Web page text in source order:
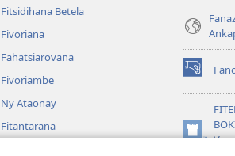
Fitsidihana Betela
Fivoriana
Fahatsiarovana
Fivoriambe
Ny Ataonay
Fitantarana
rohy)